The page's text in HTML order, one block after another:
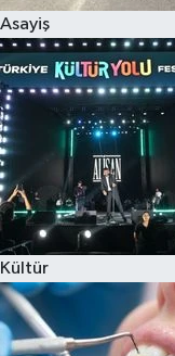
Asayiş
Kültür